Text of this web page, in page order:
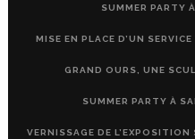
SUMMER PARTY
MISE EN PLACE D’UN
GRAND OURS, UNE
SUMMER PARTY À
VERNISSAGE DE